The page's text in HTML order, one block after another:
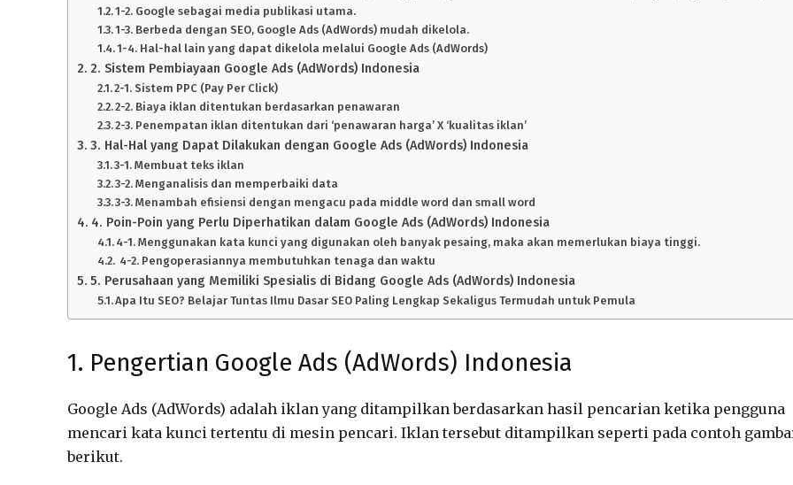
1-2. Google sebagai media publikasi utama.
1-3. Berbeda dengan SEO, Google Ads (AdWords) mudah dikelola.
1-4. Hal-hal lain yang dapat dikelola melalui Google Ads (AdWords)
2. Sistem Pembiayaan Google Ads (AdWords) Indonesia
2-1. Sistem PPC (Pay Per Click)
2-2. Biaya iklan ditentukan berdasarkan penawaran
2-3. Penempatan iklan ditentukan dari ‘penawaran harga’ X ‘kualitas iklan’
3. Hal-Hal yang Dapat Dilakukan dengan Google Ads (AdWords) Indonesia
3-1. Membuat teks iklan
3-2. Menganalisis dan memperbaiki data
3-3. Menambah efisiensi dengan mengacu pada middle word dan small word
4. Poin-Poin yang Perlu Diperhatikan dalam Google Ads (AdWords) Indonesia
4-1. Menggunakan kata kunci yang digunakan oleh banyak pesaing, maka akan memerlukan biaya tinggi.
4-2. Pengoperasiannya membutuhkan tenaga dan waktu
5. Perusahaan yang Memiliki Spesialis di Bidang Google Ads (AdWords) Indonesia
Apa Itu SEO? Belajar Tuntas Ilmu Dasar SEO Paling Lengkap Sekaligus Termudah untuk Pemula
1. Pengertian Google Ads (AdWords) Indonesia
Google Ads (AdWords) adalah iklan yang ditampilkan berdasarkan hasil pencarian ketika pengguna
mencari kata kunci tertentu di mesin pencari. Iklan tersebut ditampilkan seperti pada contoh
berikut.